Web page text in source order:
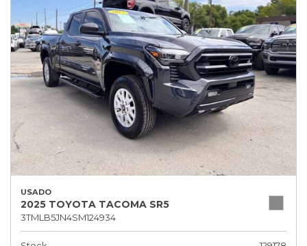
USADO
2025 TOYOTA TACOMA SR5
3TMLB5JN4SM124934